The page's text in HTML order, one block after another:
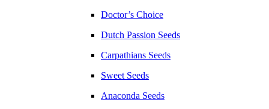
Doctor’s Choice
Dutch Passion Seeds
Carpathians Seeds
Sweet Seeds
Anaconda Seeds